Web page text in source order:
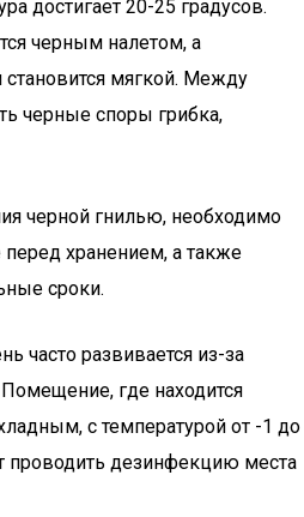
достигает 20-25 градусов.
черным налетом, а
становится мягкой. Между
черные споры грибка,
черной гнилью, необходимо
хранением, а также
сроки.
часто развивается из-за
где находится
с температурой от -1 до
проводить дезинфекцию места